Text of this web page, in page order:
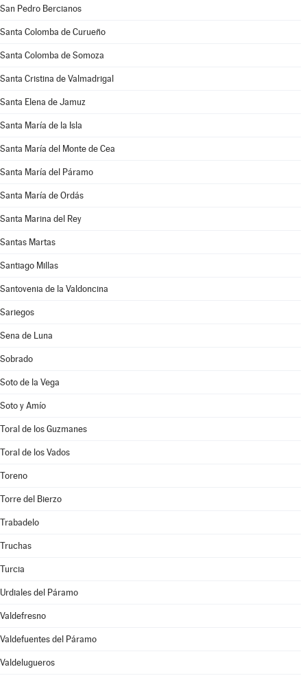
San Pedro Bercianos
Santa Colomba de Curueño
Santa Colomba de Somoza
Santa Cristina de Valmadrigal
Santa Elena de Jamuz
Santa María de la Isla
Santa María del Monte de Cea
Santa María del Páramo
Santa María de Ordás
Santa Marina del Rey
Santas Martas
Santiago Millas
Santovenia de la Valdoncina
Sariegos
Sena de Luna
Sobrado
Soto de la Vega
Soto y Amío
Toral de los Guzmanes
Toral de los Vados
Toreno
Torre del Bierzo
Trabadelo
Truchas
Turcia
Urdiales del Páramo
Valdefresno
Valdefuentes del Páramo
Valdelugueros